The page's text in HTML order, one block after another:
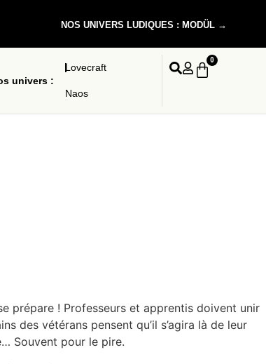
NOS UNIVERS LUDIQUES : MODÜL →
univers :
Lovecraft
Naos
0
prépare ! Professeurs et apprentis doivent unir
des vétérans pensent qu’il s’agira là de leur
Souvent pour le pire.